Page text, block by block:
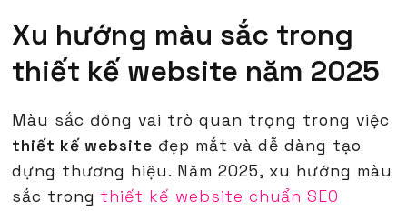
Xu hướng màu sắc trong
thiết kế website năm 2025
Màu sắc đóng vai trò quan trọng trong việc
thiết kế website đẹp mắt và dễ dàng tạo
dựng thương hiệu. Năm 2025, xu hướng màu
sắc trongthiết kế website chuẩn SEO